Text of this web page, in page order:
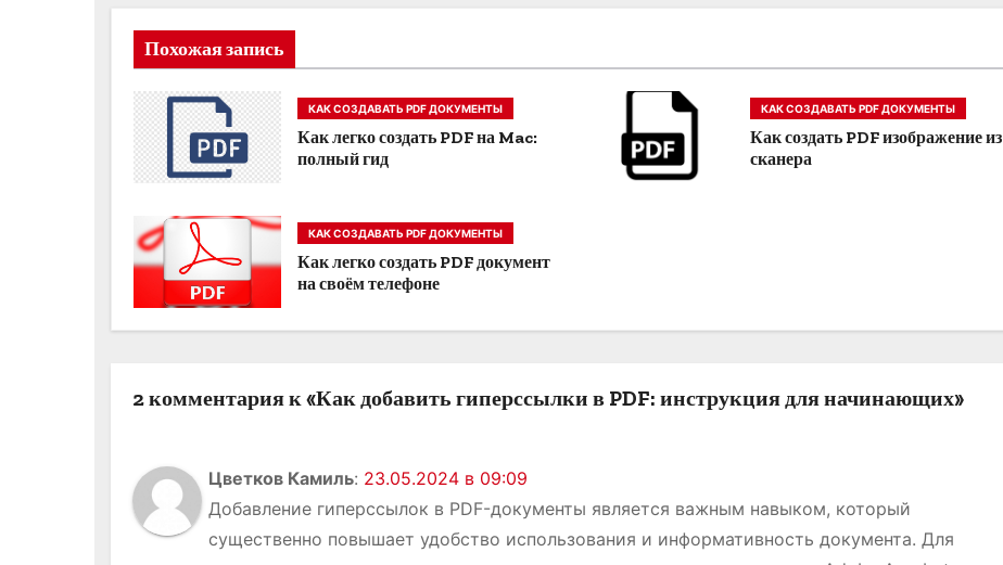
в
и
г
а
и
я
о
а
п
Похожая запись
КАК СОЗДАВАТЬ PDF ДОКУМЕНТЫ
Как легко создать PDF на Mac:
полный гид
КАК СОЗДАВАТЬ PDF ДОКУМЕНТЫ
Как создать PDF изображение из
сканера
КАК СОЗДАВАТЬ PDF ДОКУМЕНТЫ
Как легко создать PDF документ
на своём телефоне
2 комментария к «Как добавить гиперссылки в PDF: инструкция для начинающих»
Цветков Камиль: 23.05.2024 в 09:09
Добавление гиперссылок в PDF-документы является важным навыком, который
существенно повышает удобство использования и информативность документа. Для